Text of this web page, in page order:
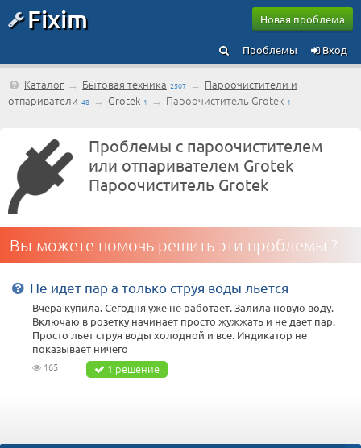
Fixim Новая проблема
Вход
Проблемы
Каталог → Бытовая техника 2507 → Пароочистители и
отпариватели 48 → Grotek 1 → Пароочиститель Grotek 1
Проблемы с пароочистителем
или отпаривателем Grotek
Пароочиститель Grotek
Вы можете помочь решить эти проблемы ?
Не идет пар а только струя воды льется
Вчера купила. Сегодня уже не работает. Залила новую воду.
Включаю в розетку начинает просто жужжать и не дает пар.
Просто льет струя воды холодной и все. Индикатор не
показывает ничего
165 1 решение